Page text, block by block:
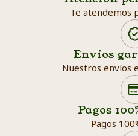
Te atendemos
Envíos
Nuestros envíos
Pagos
Pagos